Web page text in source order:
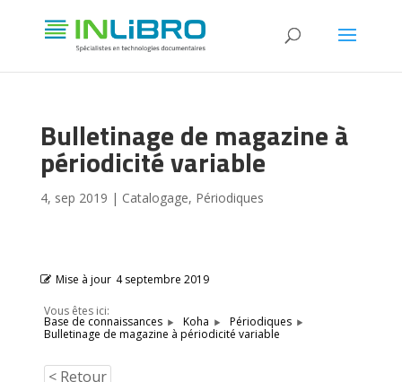
Bulletinage de magazine à
périodicité variable
4, sep 2019 | Catalogage, Périodiques
Mise à jour 4 septembre 2019
Vous êtes ici:
Base de connaissances Koha
Périodiques
Bulletinage de magazine à périodicité variable
< Retour